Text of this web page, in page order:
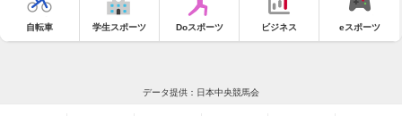
自転車 学生スポーツ Doスポーツ ビジネス eスポーツ
データ提供：日本中央競馬会